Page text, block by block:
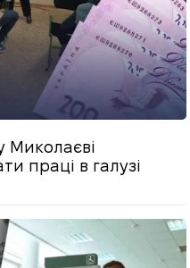
Миколаєві
праці в галузі